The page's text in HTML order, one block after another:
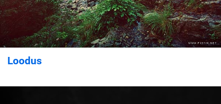
Loodus